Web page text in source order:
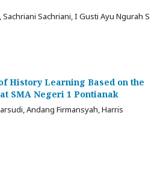
Sachriani, I Gusti Ayu Ngurah S
History Learning Based on the
SMA Negeri 1 Pontianak
Andang Firmansyah, Harris